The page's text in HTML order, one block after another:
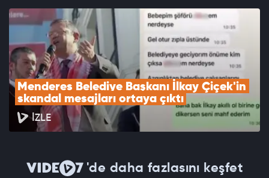
Menderes Belediye Başkanı İlkay Çiçek'in
skandal mesajları ortaya çıktı
İZLE
'de daha fazlasını keşfet